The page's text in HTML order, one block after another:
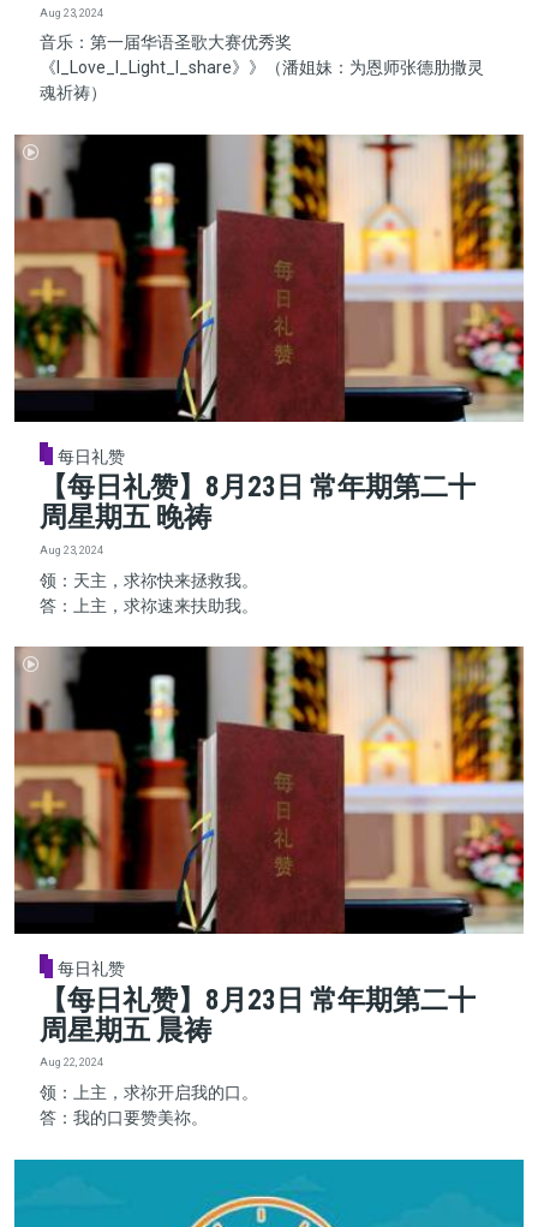
Aug 23, 2024
音乐：第一届华语圣歌大赛优秀奖
《I_Love_I_Light_I_share》》（潘姐妹：为恩师张德肋撒灵
魂祈祷）
每日礼赞
【每日礼赞】8月23日 常年期第二十
周星期五 晚祷
Aug 23, 2024
领：天主，求祢快来拯救我。
答：上主，求祢速来扶助我。
每日礼赞
【每日礼赞】8月23日 常年期第二十
周星期五 晨祷
Aug 22, 2024
领：上主，求祢开启我的口。
答：我的口要赞美祢。